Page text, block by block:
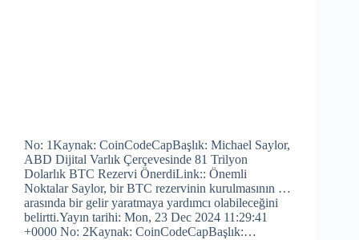
No: 1Kaynak: CoinCodeCapBaşlık: Michael Saylor,
ABD Dijital Varlık Çerçevesinde 81 Trilyon
Dolarlık BTC Rezervi ÖnerdiLink:: Önemli
Noktalar Saylor, bir BTC rezervinin kurulmasının …
arasında bir gelir yaratmaya yardımcı olabileceğini
belirtti.Yayın tarihi: Mon, 23 Dec 2024 11:29:41
+0000 No: 2Kaynak: CoinCodeCapBaşlık:…